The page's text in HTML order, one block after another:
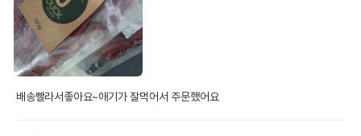
배송빨라서좋아요~애기가 잘먹어서 주문했어요